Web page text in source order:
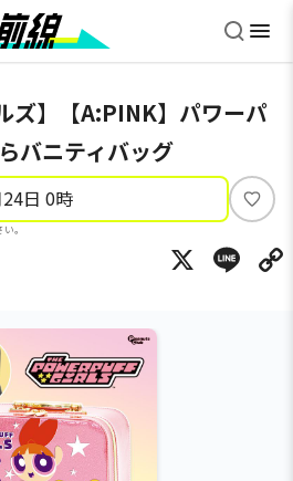
ズ】【A:PINK】パワーパ
バニティバッグ
日 0時
。
い
ね
X